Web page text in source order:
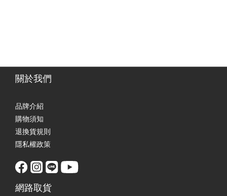
關於我們
品牌介紹
購物須知
退換貨規則
隱私權政策
網路取貨